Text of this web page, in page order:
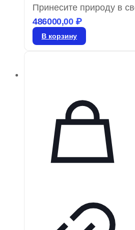
Принесите природу в
ионы, обеспечивая
радикалы и ускоряя
486000,00₽
В корзину